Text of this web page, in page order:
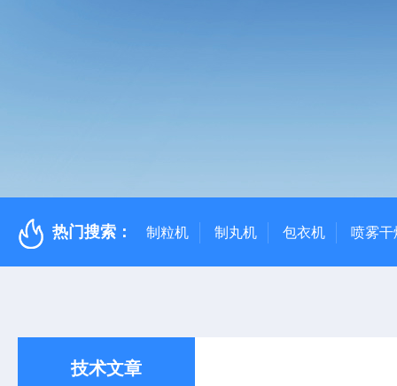
热门搜索： 制粒机 制丸机 包衣机 喷雾干
技术文章